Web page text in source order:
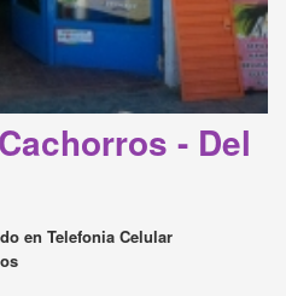
- Del
en Telefonia Celular